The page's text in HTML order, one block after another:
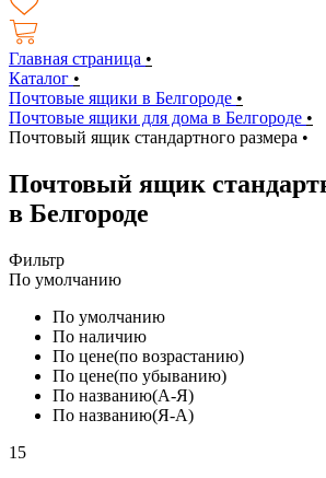
Главная страница •
Каталог •
Почтовые ящики в Белгороде •
Почтовые ящики для дома в Белгороде •
Почтовый ящик стандартного размера •
Почтовый ящик
в Белгороде
Фильтр
По умолчанию
По умолчанию
По наличию
По цене(по возрастанию)
По цене(по убыванию)
По названию(А-Я)
По названию(Я-А)
15